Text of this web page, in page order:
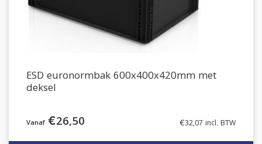
ESD euronormbak 600x400x420mm met
deksel
€26,50 €32,07 incl. BTW